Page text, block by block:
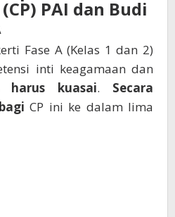
PAI dan Budi
Fase A (Kelas 1 dan 2)
inti keagamaan dan
harus kuasai. Secara
CP ini ke dalam lima